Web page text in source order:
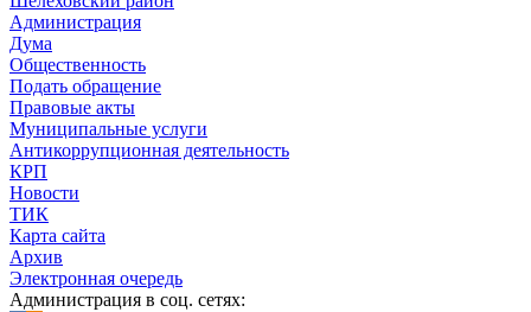
Администрация
Дума
Общественность
Подать обращение
Правовые акты
Муниципальные услуги
Антикоррупционная деятельность
КРП
Новости
ТИК
Карта сайта
Архив
Электронная очередь
Администрация в соц. сетях: